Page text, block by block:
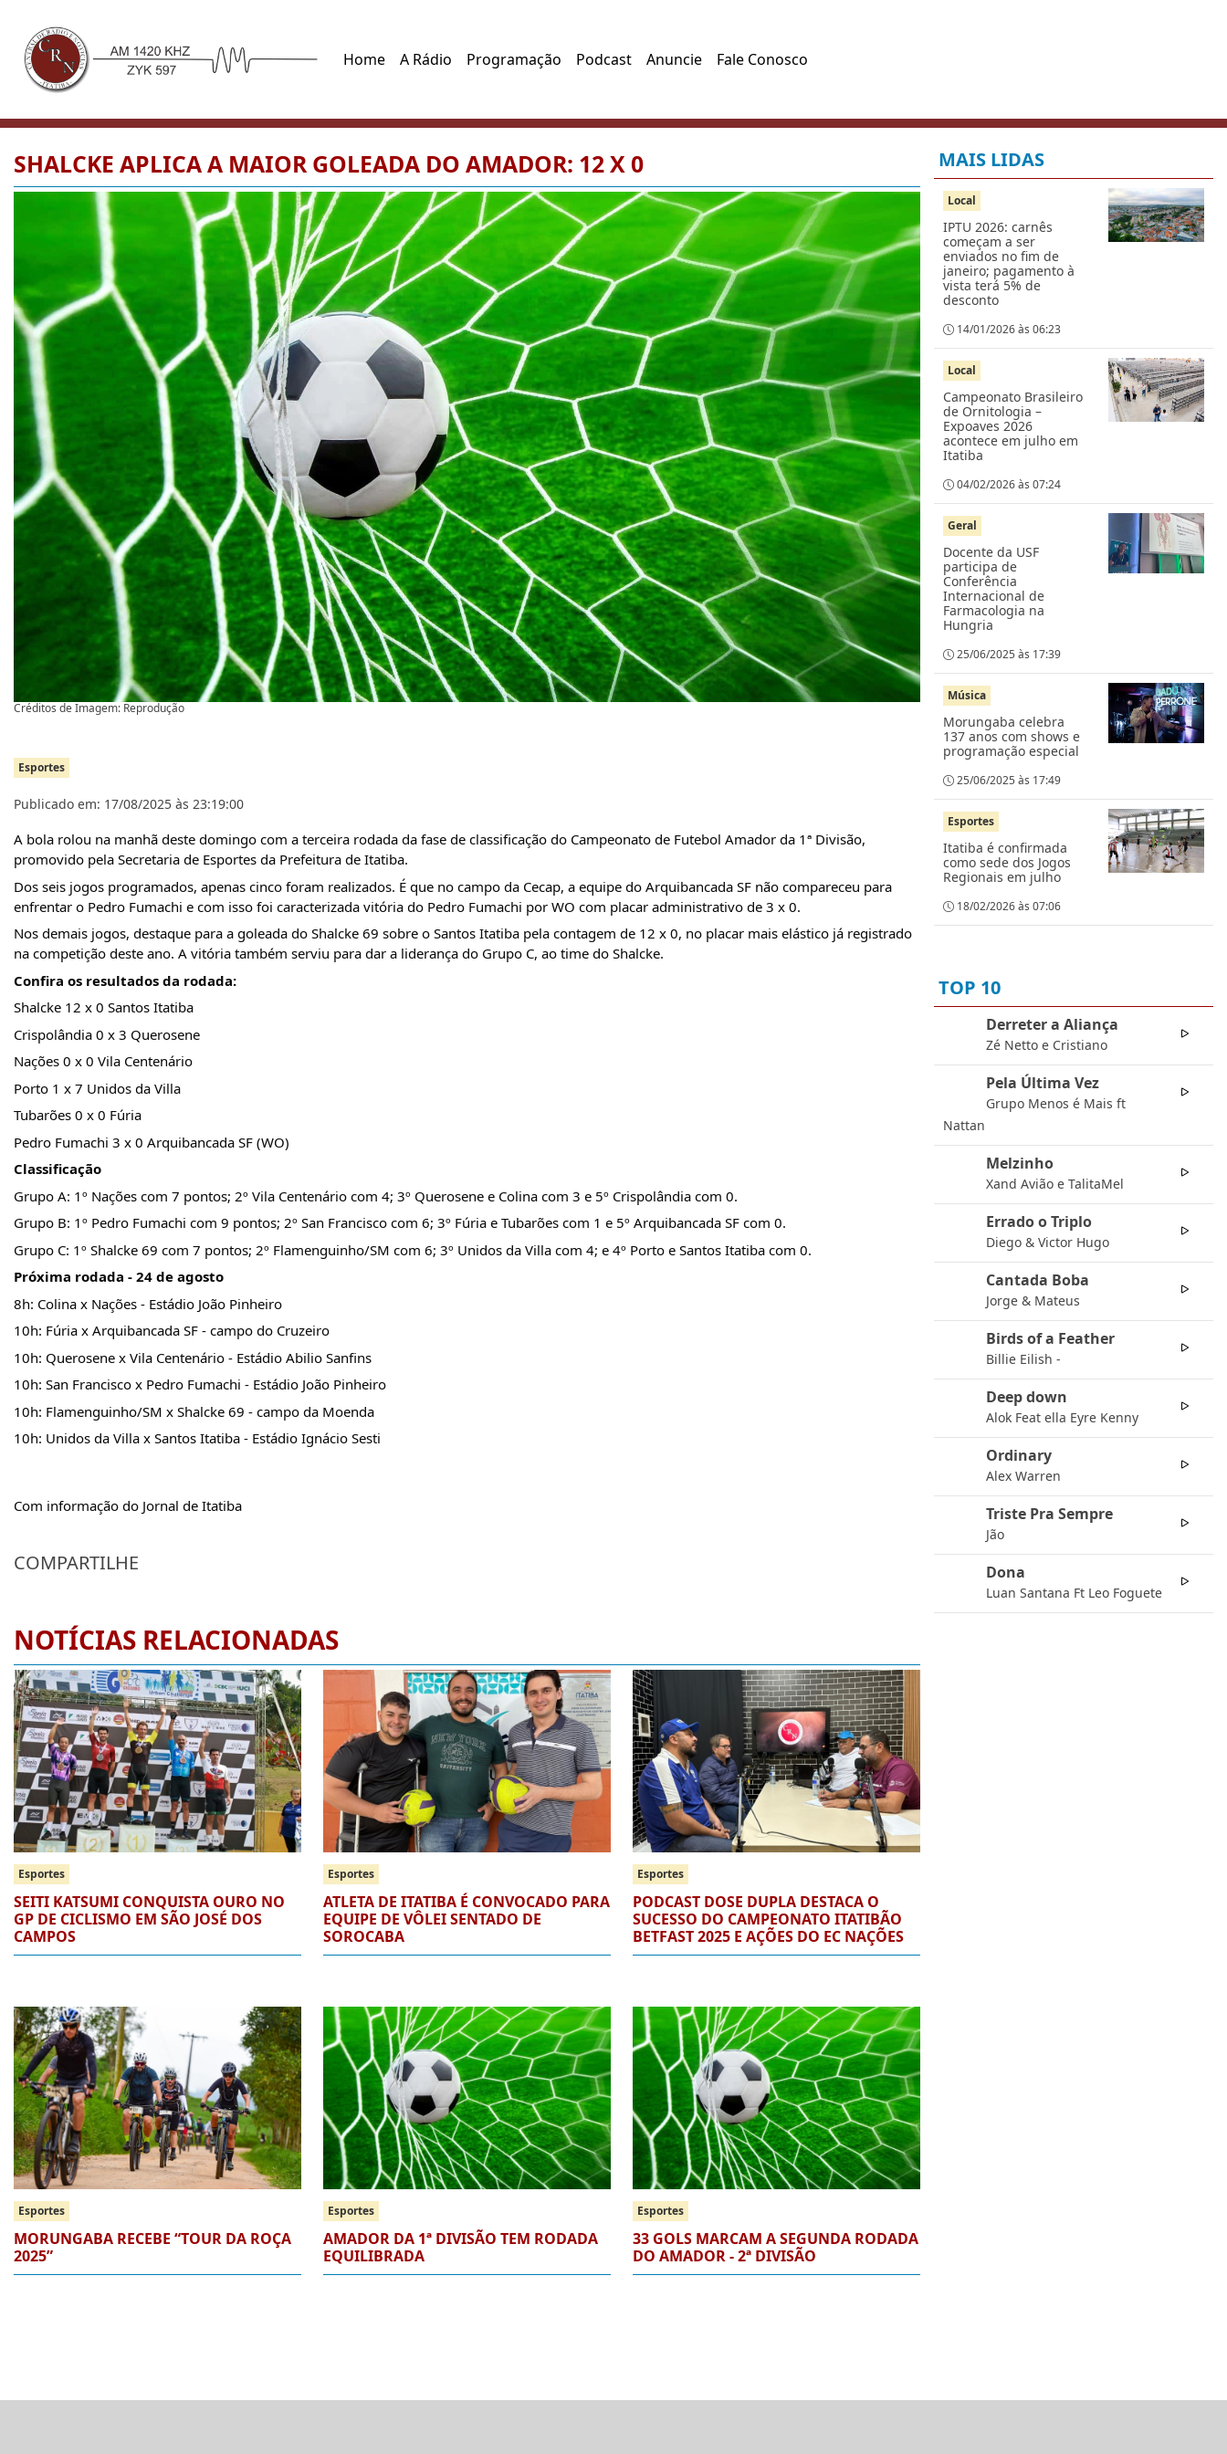
Home A Rádio Programação Podcast Anuncie Fale Conosco
SHALCKE APLICA A MAIOR GOLEADA DO AMADOR: 12 X 0
Créditos de Imagem: Reprodução
Esportes
Publicado em: 17/08/2025 às 23:19:00
A bola rolou na manhã deste domingo com a terceira rodada da fase de classificação do Campeonato de Futebol Amador da 1ª Divisão,
promovido pela Secretaria de Esportes da Prefeitura de Itatiba.
Dos seis jogos programados, apenas cinco foram realizados. É que no campo da Cecap, a equipe do Arquibancada SF não compareceu para
enfrentar o Pedro Fumachi e com isso foi caracterizada vitória do Pedro Fumachi por WO com placar administrativo de 3 x 0.
Nos demais jogos, destaque para a goleada do Shalcke 69 sobre o Santos Itatiba pela contagem de 12 x 0, no placar mais elástico já registrado
na competição deste ano. A vitória também serviu para dar a liderança do Grupo C, ao time do Shalcke.
Confira os resultados da rodada:
Shalcke 12 x 0 Santos Itatiba
Crispolândia 0 x 3 Querosene
Nações 0 x 0 Vila Centenário
Porto 1 x 7 Unidos da Villa
Tubarões 0 x 0 Fúria
Pedro Fumachi 3 x 0 Arquibancada SF (WO)
Classificação
Grupo A: 1º Nações com 7 pontos; 2º Vila Centenário com 4; 3º Querosene e Colina com 3 e 5º Crispolândia com 0.
Grupo B: 1º Pedro Fumachi com 9 pontos; 2º San Francisco com 6; 3º Fúria e Tubarões com 1 e 5º Arquibancada SF com 0.
Grupo C: 1º Shalcke 69 com 7 pontos; 2º Flamenguinho/SM com 6; 3º Unidos da Villa com 4; e 4º Porto e Santos Itatiba com 0.
Próxima rodada - 24 de agosto
8h: Colina x Nações - Estádio João Pinheiro
10h: Fúria x Arquibancada SF - campo do Cruzeiro
10h: Querosene x Vila Centenário - Estádio Abilio Sanfins
10h: San Francisco x Pedro Fumachi - Estádio João Pinheiro
10h: Flamenguinho/SM x Shalcke 69 - campo da Moenda
10h: Unidos da Villa x Santos Itatiba - Estádio Ignácio Sesti
Com informação do Jornal de Itatiba
COMPARTILHE
NOTÍCIAS RELACIONADAS
Esportes
SEITI KATSUMI CONQUISTA OURO NO
GP DE CICLISMO EM SÃO JOSÉ DOS
CAMPOS
Esportes
ATLETA DE ITATIBA É CONVOCADO PARA
EQUIPE DE VÔLEI SENTADO DE
SOROCABA
Esportes
PODCAST DOSE DUPLA DESTACA O
SUCESSO DO CAMPEONATO ITATIBÃO
BETFAST 2025 E AÇÕES DO EC NAÇÕES
Esportes
MORUNGABA RECEBE “TOUR DA ROÇA
2025”
Esportes
AMADOR DA 1ª DIVISÃO TEM RODADA
EQUILIBRADA
Esportes
33 GOLS MARCAM A SEGUNDA RODADA
DO AMADOR - 2ª DIVISÃO
MAIS LIDAS
Local
IPTU 2026: carnês
começam a ser
enviados no fim de
janeiro; pagamento à
vista terá 5% de
desconto
14/01/2026 às 06:23
Local
Campeonato Brasileiro
de Ornitologia –
Expoaves 2026
acontece em julho em
Itatiba
04/02/2026 às 07:24
Geral
Docente da USF
participa de
Conferência
Internacional de
Farmacologia na
Hungria
25/06/2025 às 17:39
Música
Morungaba celebra
137 anos com shows e
programação especial
25/06/2025 às 17:49
Esportes
Itatiba é confirmada
como sede dos Jogos
Regionais em julho
18/02/2026 às 07:06
TOP 10
Derreter a Aliança
Zé Netto e Cristiano
Pela Última Vez
Grupo Menos é Mais ft
Nattan
Melzinho
Xand Avião e TalitaMel
Errado o Triplo
Diego & Victor Hugo
Cantada Boba
Jorge & Mateus
Birds of a Feather
Billie Eilish -
Deep down
Alok Feat ella Eyre Kenny
Ordinary
Alex Warren
Triste Pra Sempre
Jão
Dona
Luan Santana Ft Leo Foguete